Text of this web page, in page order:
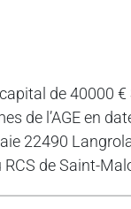
capital de 40000
de l’AGE en
22490
de Saint-